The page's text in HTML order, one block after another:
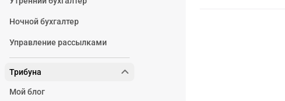
Ночной бухгалтер
Управление рассылками
Трибуна
Мой блог